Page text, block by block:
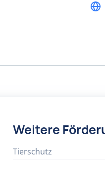
Weitere
Tierschutz